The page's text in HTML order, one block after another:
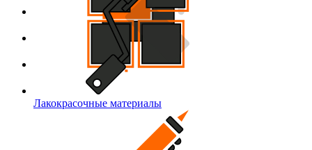
Лакокрасочные материалы